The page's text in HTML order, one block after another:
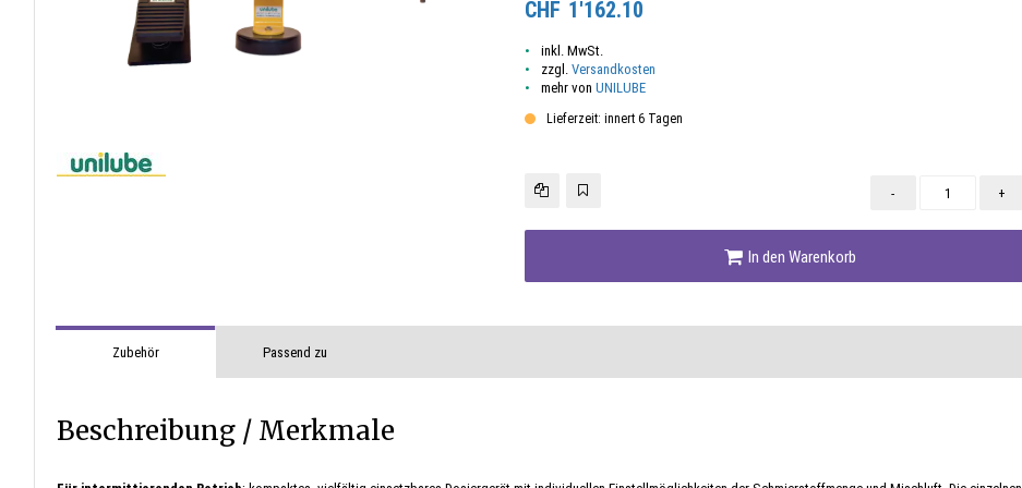
CHF 1'162.10
inkl. MwSt.
zzgl. Versandkosten
mehr von UNILUBE
Lieferzeit: innert 6 Tagen
- +
In den Warenkorb
Zubehör Passend zu
Beschreibung / Merkmale